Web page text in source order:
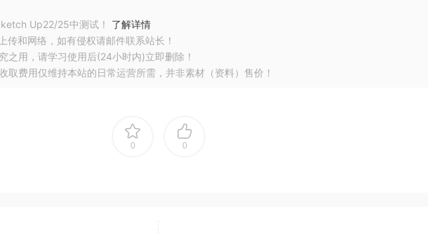
Up22/25中测试！ 了解详情
传和网络，如有侵权请邮件联系站长！
之用，请学习使用后(24小时内)立即删除！
取费用仅维持本站的日常运营所需，并非素材（资料）售价！
0 0